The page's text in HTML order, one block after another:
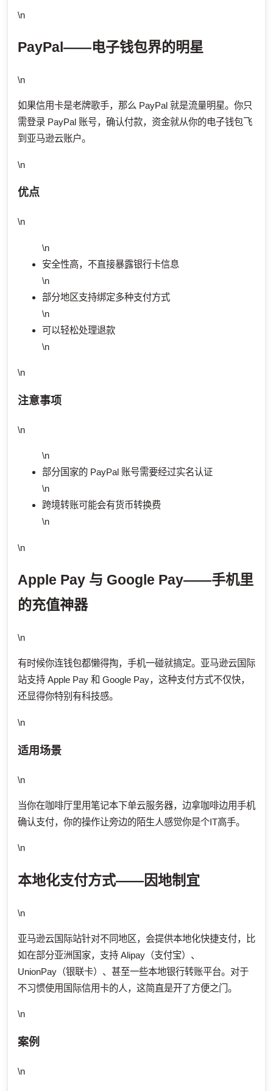
\n
PayPal——电子钱包界的明星
\n
如果信用卡是老牌歌手，那么 PayPal 就是流量明星。你只
需登录 PayPal 账号，确认付款，资金就从你的电子钱包飞
到亚马逊云账户。
\n
优点
\n
\n
安全性高，不直接暴露银行卡信息
\n
部分地区支持绑定多种支付方式
\n
可以轻松处理退款
\n
\n
注意事项
\n
\n
部分国家的 PayPal 账号需要经过实名认证
\n
跨境转账可能会有货币转换费
\n
\n
Apple Pay 与 Google Pay——手机里
的充值神器
\n
有时候你连钱包都懒得掏，手机一碰就搞定。亚马逊云国际
站支持 Apple Pay 和 Google Pay，这种支付方式不仅快，
还显得你特别有科技感。
\n
适用场景
\n
当你在咖啡厅里用笔记本下单云服务器，边拿咖啡边用手机
确认支付，你的操作让旁边的陌生人感觉你是个IT高手。
\n
本地化支付方式——因地制宜
\n
亚马逊云国际站针对不同地区，会提供本地化快捷支付，比
如在部分亚洲国家，支持 Alipay（支付宝）、
UnionPay（银联卡）、甚至一些本地银行转账平台。对于
不习惯使用国际信用卡的人，这简直是开了方便之门。
\n
案例
\n